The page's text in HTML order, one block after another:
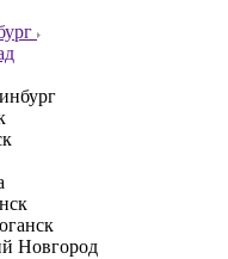
Новгород